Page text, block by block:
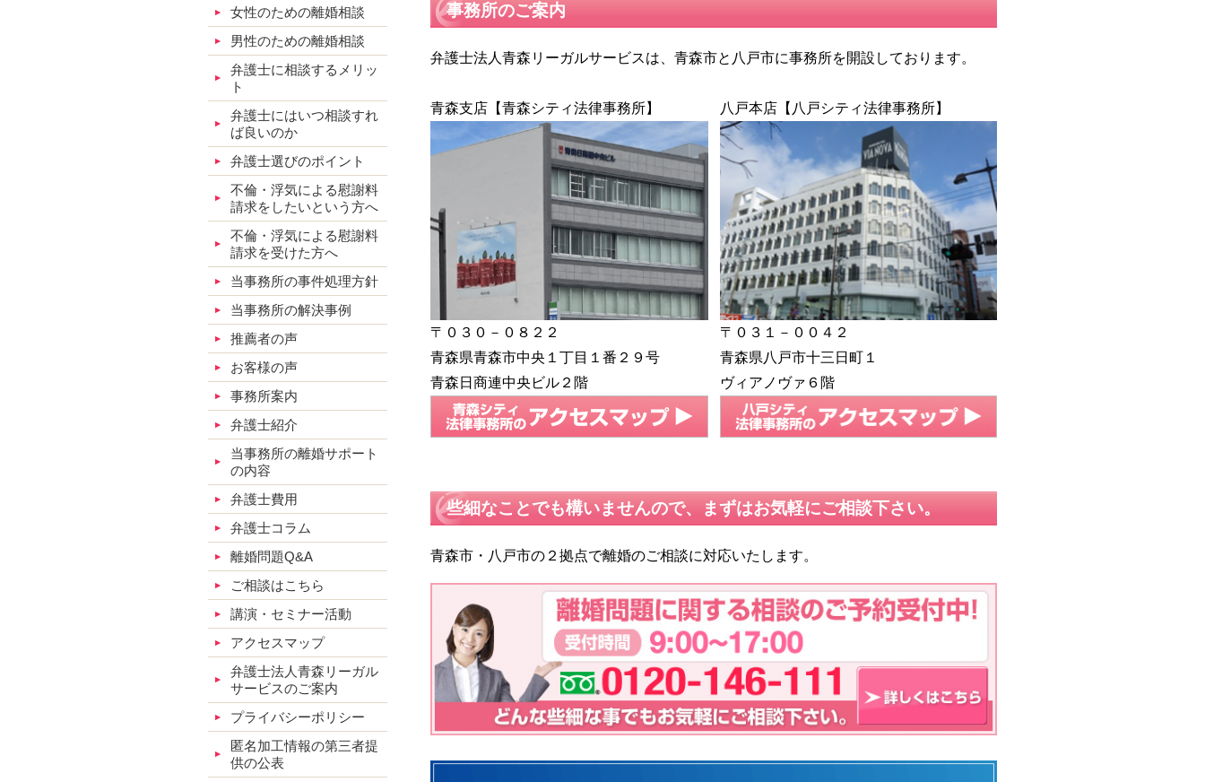
事務所のご案内
弁護士法人青森リーガルサービスは、青森市と八戸市に事務所を開設しております。
青森支店【青森シティ法律事務所】
〒０３０－０８２２
青森県青森市中央１丁目１番２９号
青森日商連中央ビル２階
八戸本店【八戸シティ法律事務所】
〒０３１－００４２
青森県八戸市十三日町１
ヴィアノヴァ６階
些細なことでも構いませんので、まずはお気軽にご相談下さい。
青森市・八戸市の２拠点で離婚のご相談に対応いたします。
女性のための離婚相談
男性のための離婚相談
弁護士に相談するメリッ
ト
弁護士にはいつ相談すれ
ば良いのか
弁護士選びのポイント
不倫・浮気による慰謝料
請求をしたいという方へ
不倫・浮気による慰謝料
請求を受けた方へ
当事務所の事件処理方針
当事務所の解決事例
推薦者の声
お客様の声
事務所案内
弁護士紹介
当事務所の離婚サポート
の内容
弁護士費用
弁護士コラム
離婚問題Q&A
ご相談はこちら
講演・セミナー活動
アクセスマップ
弁護士法人青森リーガル
サービスのご案内
プライバシーポリシー
匿名加工情報の第三者提
供の公表